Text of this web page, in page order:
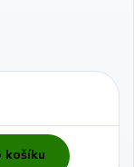
košíku